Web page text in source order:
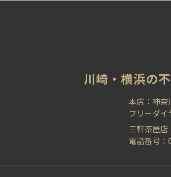
川崎‧横浜の
本店：神奈
フリーダ
三軒茶屋
電話番号